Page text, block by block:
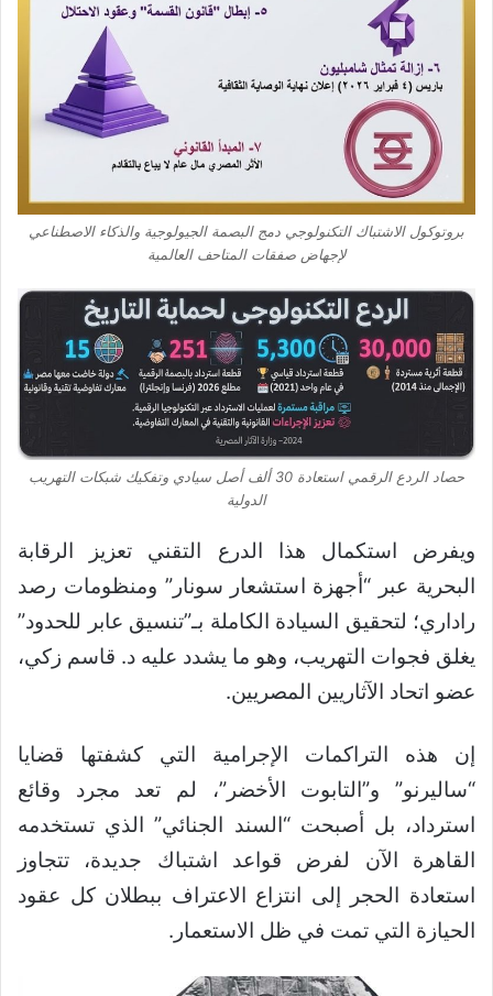
بروتوكول الاشتباك التكنولوجي دمج البصمة الجيولوجية والذكاء الاصطناعي
لإجهاض صفقات المتاحف العالمية
حصاد الردع الرقمي استعادة 30 ألف أصل سيادي وتفكيك شبكات التهريب
الدولية
ويفرض استكمال هذا الدرع التقني تعزيز الرقابة
البحرية عبر “أجهزة استشعار سونار” ومنظومات رصد
راداري؛ لتحقيق السيادة الكاملة بـ”تنسيق عابر للحدود”
يغلق فجوات التهريب، وهو ما يشدد عليه د. قاسم زكي،
عضو اتحاد الآثاريين المصريين.
إن هذه التراكمات الإجرامية التي كشفتها قضايا
“ساليرنو” و”التابوت الأخضر”، لم تعد مجرد وقائع
استرداد، بل أصبحت “السند الجنائي” الذي تستخدمه
القاهرة الآن لفرض قواعد اشتباك جديدة، تتجاوز
استعادة الحجر إلى انتزاع الاعتراف ببطلان كل عقود
الحيازة التي تمت في ظل الاستعمار.